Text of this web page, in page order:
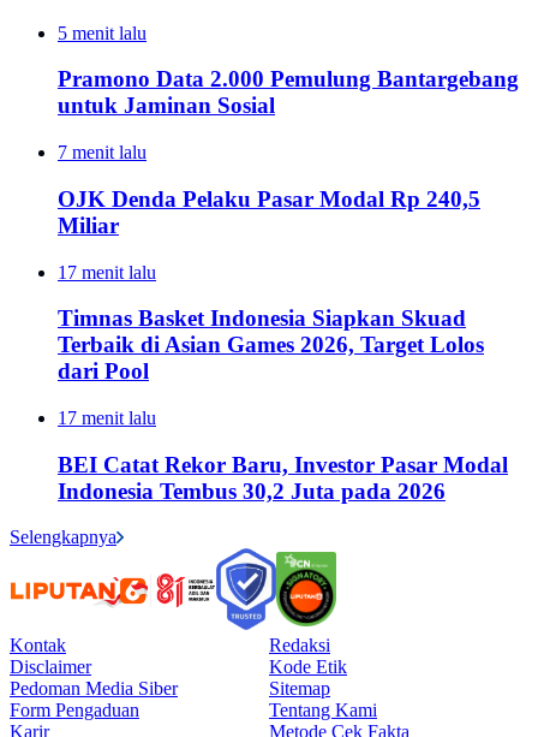
5 menit lalu
Pramono Data 2.000 Pemulung Bantargebang
untuk Jaminan Sosial
7 menit lalu
OJK Denda Pelaku Pasar Modal Rp 240,5
Miliar
17 menit lalu
Timnas Basket Indonesia Siapkan Skuad
Terbaik di Asian Games 2026, Target Lolos
dari Pool
17 menit lalu
BEI Catat Rekor Baru, Investor Pasar Modal
Indonesia Tembus 30,2 Juta pada 2026
Selengkapnya
Kontak
Redaksi
Disclaimer
Kode Etik
Pedoman Media Siber
Sitemap
Form Pengaduan
Tentang Kami
Karir
Metode Cek Fakta